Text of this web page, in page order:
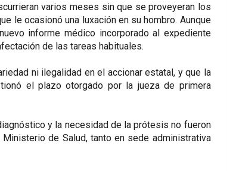
varios meses sin que se proveyeran los
le ocasionó una luxación en su hombro. Aunque
informe médico incorporado al expediente
de las tareas habituales.
ni ilegalidad en el accionar estatal, y que la
el plazo otorgado por la jueza de primera
y la necesidad de la prótesis no fueron
de Salud, tanto en sede administrativa